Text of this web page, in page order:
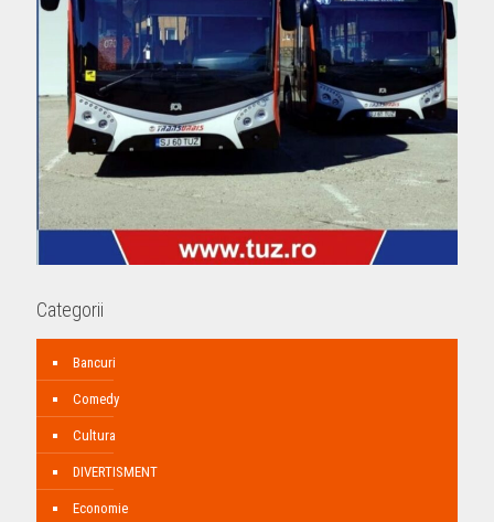
Categorii
Bancuri
Comedy
Cultura
DIVERTISMENT
Economie